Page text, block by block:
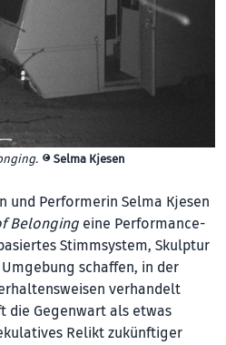
©Selma Kjesen
und Performerin Selma Kjesen
Belonging eine Performance-
Stimmsystem, Skulptur
schaffen, in der
verhandelt
die Gegenwart als etwas
Re­likt zukünftiger